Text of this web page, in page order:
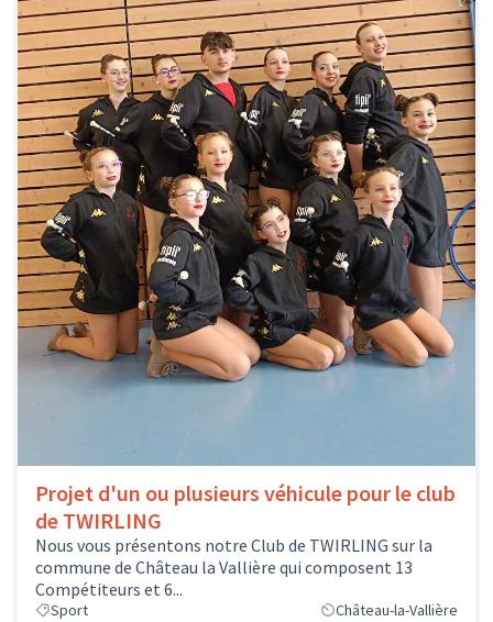
Projet d'un ou plusieurs véhicule pour le club
de TWIRLING
Nous vous présentons notre Club de TWIRLING sur la
commune de Château la Vallière qui composent 13
Compétiteurs et 6...
Sport Château-la-Vallière